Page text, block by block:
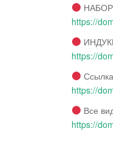
НАБОР
https://
https://
https://
Все
https://